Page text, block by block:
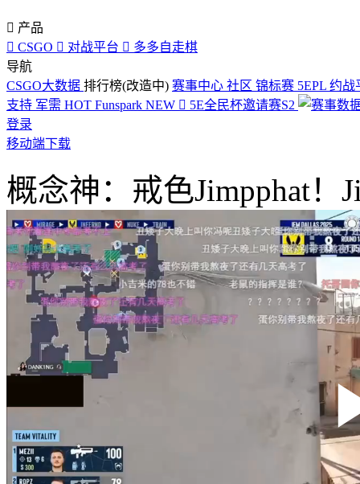
 产品
 CSGO  对战平台  多多自走棋
导航
CSGO大数据 排行榜(改造中) 赛事中心 社区 锦标赛 5EPL 约战
支持 军需 HOT Funspark NEW  5E全民杯邀请赛S2
登录
移动端下载
概念神：戒色Jimpphat！